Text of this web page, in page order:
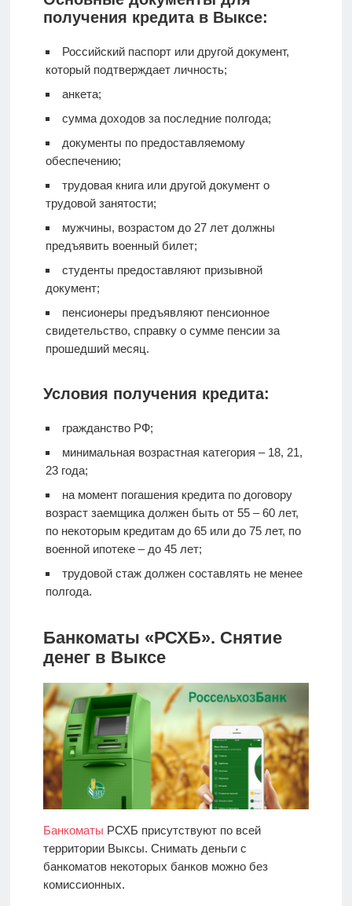
получения кредита в Выксе:
Российский паспорт или другой документ,
который подтверждает личность;
анкета;
сумма доходов за последние полгода;
документы по предоставляемому
обеспечению;
трудовая книга или другой документ о
трудовой занятости;
мужчины, возрастом до 27 лет должны
предъявить военный билет;
студенты предоставляют призывной
документ;
пенсионеры предъявляют пенсионное
свидетельство, справку о сумме пенсии за
прошедший месяц.
Условия получения кредита:
гражданство РФ;
минимальная возрастная категория – 18, 21,
23 года;
на момент погашения кредита по договору
возраст заемщика должен быть от 55 – 60 лет,
по некоторым кредитам до 65 или до 75 лет, по
военной ипотеке – до 45 лет;
трудовой стаж должен составлять не менее
полгода.
Банкоматы «РСХБ». Снятие
денег в Выксе
Банкоматы РСХБ присутствуют по всей
территории Выксы. Снимать деньги с
банкоматов некоторых банков можно без
комиссионных.